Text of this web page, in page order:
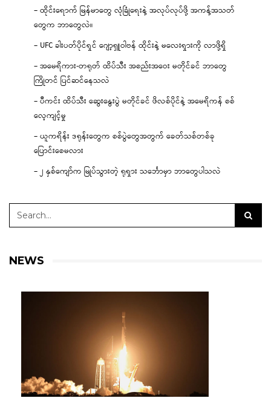
– ထိုင်းရောက် မြန်မာတွေ လုံခြုံရေးနဲ့ အလုပ်လုပ်ဖို့ အကန့်အသတ်
တွေက ဘာတွေလဲ။
– UFC ခါးပတ်ပိုင်ရှင် ဂျော့ရှူဝါဗန် ထိုင်းနဲ့ မလေးရှားကို လာဖို့ရှိ
– အမေရိကား-တရုတ် ထိပ်သီး အစည်းအဝေး မတိုင်ခင် ဘာတွေ
ကြိုတင် ပြင်ဆင်နေသလဲ
– ပီကင်း ထိပ်သီး ဆွေးနွေးပွဲ မတိုင်ခင် ဖိလစ်ပိုင်နဲ့ အမေရိကန် စစ်
လေ့ကျင့်မှု
– ယူကရိန်း ဒရုန်းတွေက စစ်ပွဲတွေအတွက် ခေတ်သစ်တစ်ခု
ပြောင်းစေမလား
– ၂ နှစ်ကျော်က မြုပ်သွားတဲ့ ရုရှား သင်္ဘောမှာ ဘာတွေပါသလဲ
NEWS